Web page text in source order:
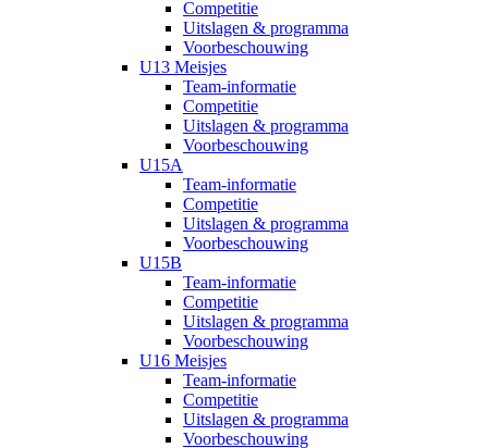
Competitie
Uitslagen & programma
Voorbeschouwing
U13 Meisjes
Team-informatie
Competitie
Uitslagen & programma
Voorbeschouwing
U15A
Team-informatie
Competitie
Uitslagen & programma
Voorbeschouwing
U15B
Team-informatie
Competitie
Uitslagen & programma
Voorbeschouwing
U16 Meisjes
Team-informatie
Competitie
Uitslagen & programma
Voorbeschouwing